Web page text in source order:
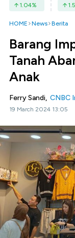
1.04% 1.5
HOME News Berita
Barang
Tanah
Anak
Ferry Sandi, CNBC
19 March 2024 13:05